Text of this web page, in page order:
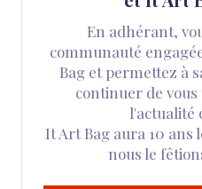
En adhérant,
communauté
Bag et permettez à
continuer de
l'actualité
It Art Bag aura 10 ans
nous le